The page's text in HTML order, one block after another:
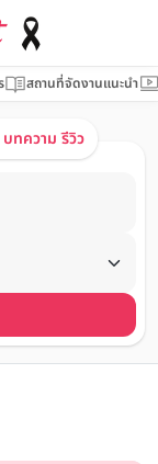
สถานที่จัดงานแนะนำ
บทความ รีวิว